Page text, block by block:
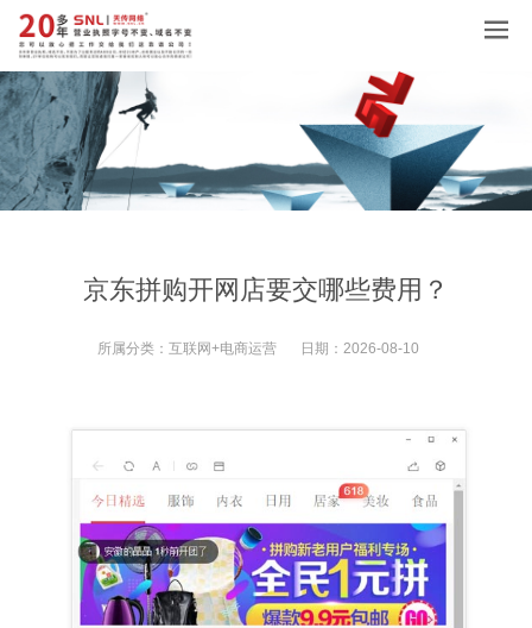
京东拼购开网店要交哪些费用？
所属分类： 互联网+电商运营 日期： 2026-08-10